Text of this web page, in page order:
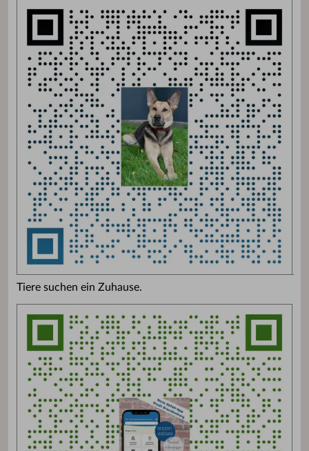
Tiere suchen ein Zuhause.